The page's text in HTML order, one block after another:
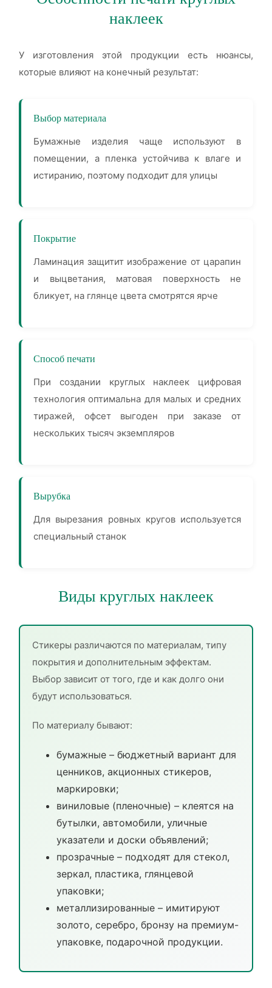
наклеек
У изготовления этой продукции есть нюансы,
которые влияют на конечный результат:
Выбор материала
Бумажные изделия чаще используют в
помещении, а пленка устойчива к влаге и
истиранию, поэтому подходит для улицы
Покрытие
Ламинация защитит изображение от царапин
и выцветания, матовая поверхность не
бликует, на глянце цвета смотрятся ярче
Способ печати
При создании круглых наклеек цифровая
технология оптимальна для малых и средних
тиражей, офсет выгоден при заказе от
нескольких тысяч экземпляров
Вырубка
Для вырезания ровных кругов используется
специальный станок
Виды круглых наклеек
Стикеры различаются по материалам, типу
покрытия и дополнительным эффектам.
Выбор зависит от того, где и как долго они
будут использоваться.
По материалу бывают:
бумажные – бюджетный вариант для
ценников, акционных стикеров,
маркировки;
виниловые (пленочные) – клеятся на
бутылки, автомобили, уличные
указатели и доски объявлений;
прозрачные – подходят для стекол,
зеркал, пластика, глянцевой
упаковки;
металлизированные – имитируют
золото, серебро, бронзу на премиум-
упаковке, подарочной продукции.